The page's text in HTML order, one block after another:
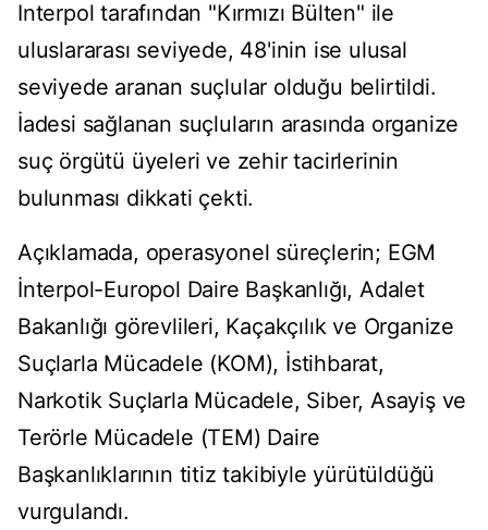
Interpol tarafından "Kırmızı Bülten" ile
uluslararası seviyede, 48'inin ise ulusal
seviyede aranan suçlular olduğu belirtildi.
İadesi sağlanan suçluların arasında organize
suç örgütü üyeleri ve zehir tacirlerinin
bulunması dikkati çekti.
Açıklamada, operasyonel süreçlerin; EGM
İnterpol-Europol Daire Başkanlığı, Adalet
Bakanlığı görevlileri, Kaçakçılık ve Organize
Suçlarla Mücadele (KOM), İstihbarat,
Narkotik Suçlarla Mücadele, Siber, Asayiş ve
Terörle Mücadele (TEM) Daire
Başkanlıklarının titiz takibiyle yürütüldüğü
vurgulandı.